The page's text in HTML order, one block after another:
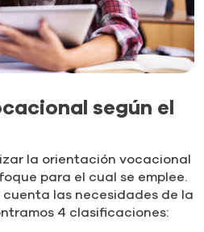
según el
la orientación vocacional
para el cual se emplee.
las necesidades de la
4 clasificaciones: